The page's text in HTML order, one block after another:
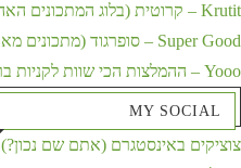
Krutit – קרוטית (בלוג המתכונים האהוב שלי)
Super Good – סופרגוד (מתכונים מאוזנים)
Yooo – ההמלצות הכי שוות לקניות ברשת
MY SOCIAL
צוציקים באינסטגרם (אתם שם נכון?)